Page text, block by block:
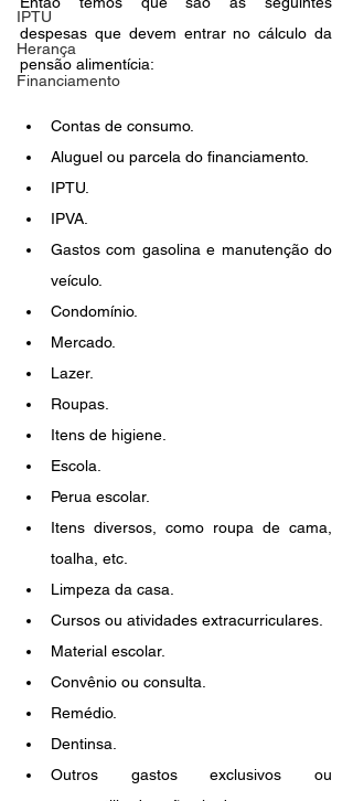
IPTU
Herança
Financiamento
despesas que devem entrar no cálculo da
pensão alimentícia:
Contas de consumo.
Aluguel ou parcela do financiamento.
IPTU.
IPVA.
Gastos com gasolina e manutenção do
veículo.
Condomínio.
Mercado.
Lazer.
Roupas.
Itens de higiene.
Escola.
Perua escolar.
Itens diversos, como roupa de cama,
toalha, etc.
Limpeza da casa.
Cursos ou atividades extracurriculares.
Material escolar.
Convênio ou consulta.
Remédio.
Dentinsa.
Outros gastos exclusivos ou